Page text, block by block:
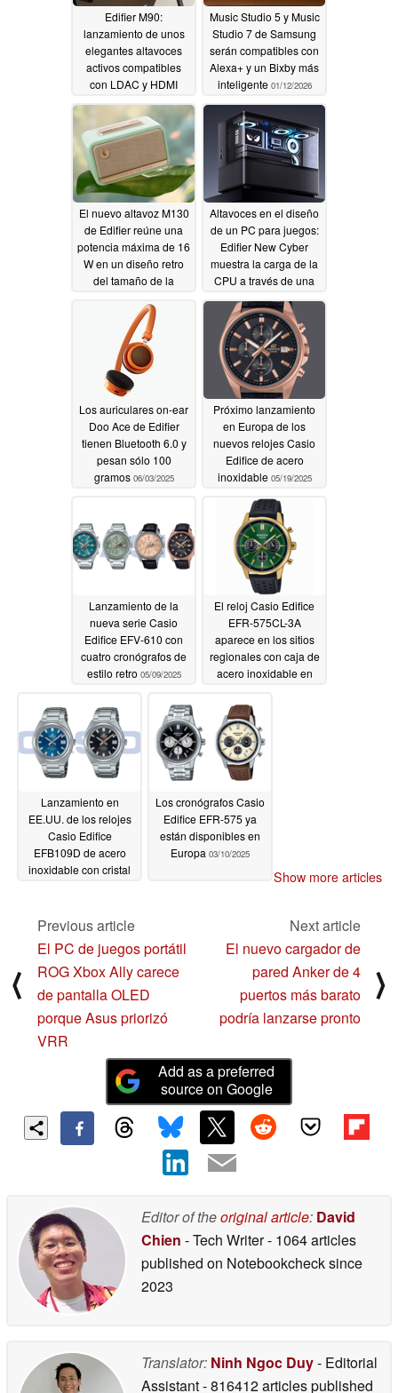
Edifier M90:
lanzamiento de unos
elegantes altavoces
activos compatibles
con LDAC y HDMI
03/26/2026
Music Studio 5 y Music
Studio 7 de Samsung
serán compatibles con
Alexa+ y un Bixby más
inteligente 01/12/2026
El nuevo altavoz M130
de Edifier reúne una
potencia máxima de 16
W en un diseño retro
del tamaño de la
10/15/2025
Altavoces en el diseño
de un PC para juegos:
Edifier New Cyber
muestra la carga de la
CPU a través de una
pulgadas10/09/2025
Los auriculares on-ear
Doo Ace de Edifier
tienen Bluetooth 6.0 y
pesan sólo 100
gramos 06/03/2025
Próximo lanzamiento
en Europa de los
nuevos relojes Casio
Edifice de acero
inoxidable 05/19/2025
Lanzamiento de la
nueva serie Casio
Edifice EFV-610 con
cuatro cronógrafos de
estilo retro 05/09/2025
El reloj Casio Edifice
EFR-575CL-3A
aparece en los sitios
regionales con caja de
acero inoxidable en
Lanzamiento en
EE.UU. de los relojes
Casio Edifice
EFB109D de acero
inoxidable con cristal
Los cronógrafos Casio
Edifice EFR-575 ya
están disponibles en
Europa 03/10/2025
Show more articles
⟨
Previous article
El PC de juegos portátil
ROG Xbox Ally carece
de pantalla OLED
porque Asus priorizó
VRR
Next article
El nuevo cargador de
pared Anker de 4
puertos más barato
podría lanzarse pronto
⟩
Add as a preferred
source on Google
Editor of theoriginal article: David
Chien - Tech Writer- 1064 articles
published on Notebookchecksince
2023
Translator: Ninh Ngoc Duy- Editorial
Assistant- 816412 articles published